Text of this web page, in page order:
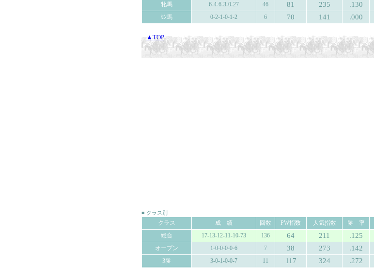
牝馬 6-4-6-3-0-27 46 81 235 .130
ｾﾝ馬 0-2-1-0-1-2 6 70 141 .000
▲TOP
■ クラス別
クラス 成 績 回数 PW指数 人気指数 勝 率
総合
17-13-12-11-10-73 136 64 211 .125
オープン 1-0-0-0-0-6 7 38 273 .142
3勝 3-0-1-0-0-7 11 117 324 .272